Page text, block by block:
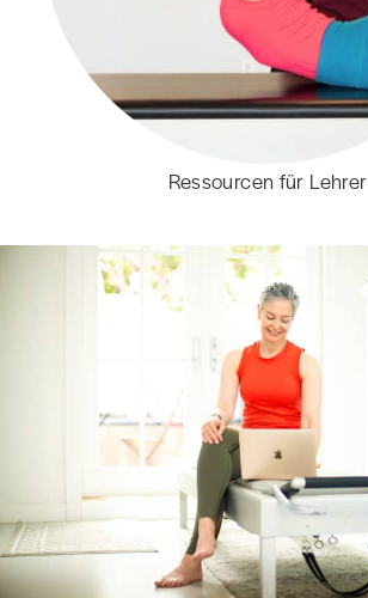
Ressourcen für Lehrer